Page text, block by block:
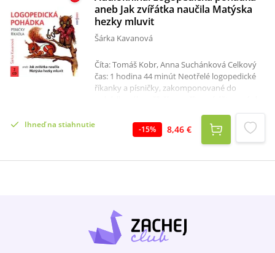
aneb Jak zvířátka naučila Matýska
hezky mluvit
Šárka Kavanová
Číta: Tomáš Kobr, Anna Suchánková Celkový
čas: 1 hodina 44 minút Neotřelé logopedické
říkanky a písničky, zakomponované do
formou.Autorka Šárka Kavanová přišla s
nápadem propojit přirozenou lásku dětí k
přírodě a ke zvířátkům s nenásilnou výukou
správné výslovnosti. Vypráví příběh
výborný motivační materiál k rozvoji řeči.
Pohádkové prostředí, hezká čeština, zjevná
jazyková hravost autorky a jednoduché
Ihneď na stiahnutie -15% 8,46 €